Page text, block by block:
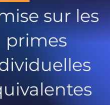
sur les
primes